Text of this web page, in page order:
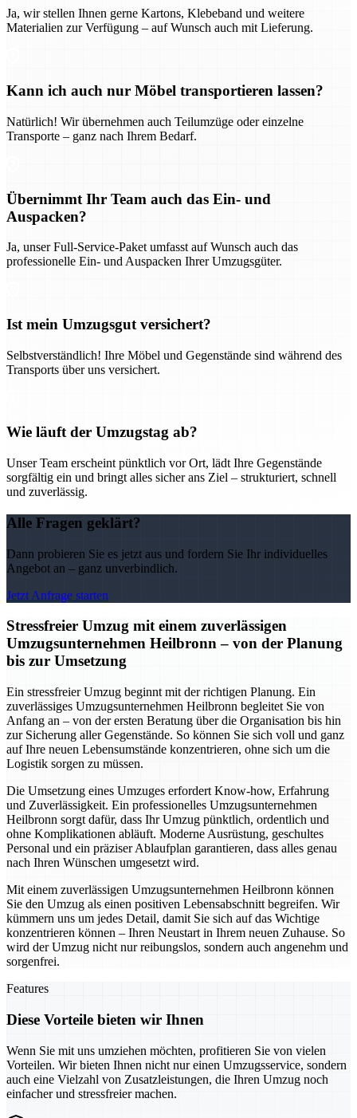
Ja, wir stellen Ihnen gerne Kartons, Klebeband und weitere
Materialien zur Verfügung – auf Wunsch auch mit Lieferung.
Kann ich auch nur Möbel transportieren lassen?
Natürlich! Wir übernehmen auch Teilumzüge oder einzelne
Transporte – ganz nach Ihrem Bedarf.
Übernimmt Ihr Team auch das Ein- und
Auspacken?
Ja, unser Full-Service-Paket umfasst auf Wunsch auch das
professionelle Ein- und Auspacken Ihrer Umzugsgüter.
Ist mein Umzugsgut versichert?
Selbstverständlich! Ihre Möbel und Gegenstände sind während des
Transports über uns versichert.
Wie läuft der Umzugstag ab?
Unser Team erscheint pünktlich vor Ort, lädt Ihre Gegenstände
sorgfältig ein und bringt alles sicher ans Ziel – strukturiert, schnell
und zuverlässig.
Alle Fragen geklärt?
Dann probieren Sie es jetzt aus und fordern Sie Ihr individuelles
Angebot an – ganz unverbindlich.
Jetzt Anfrage starten
Stressfreier Umzug mit einem zuverlässigen
Umzugsunternehmen Heilbronn – von der Planung
bis zur Umsetzung
Ein stressfreier Umzug beginnt mit der richtigen Planung. Ein
zuverlässiges Umzugsunternehmen Heilbronn begleitet Sie von
Anfang an – von der ersten Beratung über die Organisation bis hin
zur Sicherung aller Gegenstände. So können Sie sich voll und ganz
auf Ihre neuen Lebensumstände konzentrieren, ohne sich um die
Logistik sorgen zu müssen.
Die Umsetzung eines Umzuges erfordert Know-how, Erfahrung
und Zuverlässigkeit. Ein professionelles Umzugsunternehmen
Heilbronn sorgt dafür, dass Ihr Umzug pünktlich, ordentlich und
ohne Komplikationen abläuft. Moderne Ausrüstung, geschultes
Personal und ein präziser Ablaufplan garantieren, dass alles genau
nach Ihren Wünschen umgesetzt wird.
Mit einem zuverlässigen Umzugsunternehmen Heilbronn können
Sie den Umzug als einen positiven Lebensabschnitt begreifen. Wir
kümmern uns um jedes Detail, damit Sie sich auf das Wichtige
konzentrieren können – Ihren Neustart in Ihrem neuen Zuhause. So
wird der Umzug nicht nur reibungslos, sondern auch angenehm und
sorgenfrei.
Features
Diese Vorteile bieten wir Ihnen
Wenn Sie mit uns umziehen möchten, profitieren Sie von vielen
Vorteilen. Wir bieten Ihnen nicht nur einen Umzugsservice, sondern
auch eine Vielzahl von Zusatzleistungen, die Ihren Umzug noch
einfacher und stressfreier machen.